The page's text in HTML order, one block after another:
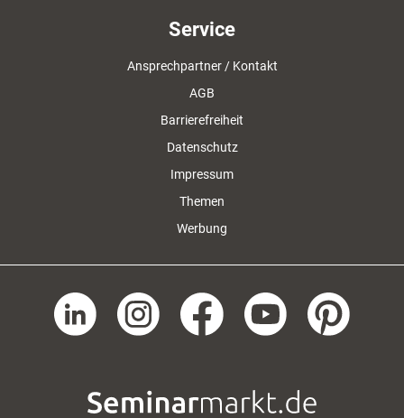
Service
Ansprechpartner / Kontakt
AGB
Barrierefreiheit
Datenschutz
Impressum
Themen
Werbung